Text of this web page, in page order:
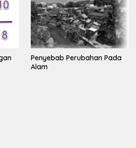
Penyebab Perubahan Pada
Alam